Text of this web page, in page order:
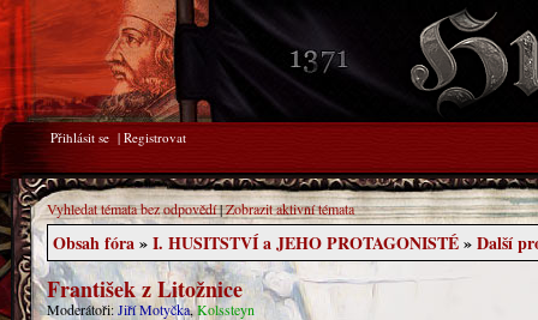
Přihlásit se | Registrovat
Vyhledat témata bez odpovědí|Zobrazit aktivní témata
Obsah fóra»I. HUSITSTVÍ a JEHO PROTAGONISTÉ»Další
František z Litožnice
Moderátoři:Jiří Motyčka,Kolssteyn